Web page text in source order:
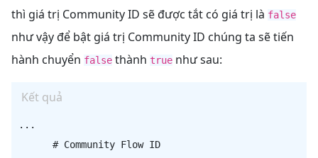
thì giá trị Community ID sẽ được tắt có giá trị là false
như vậy để bật giá trị Community ID chúng ta sẽ tiến
hành chuyển false thành true như sau:
Kết quả
...
      # Community Flow ID